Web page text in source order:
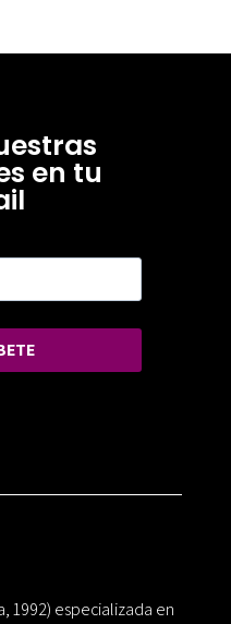
en tu
1992) especializada en